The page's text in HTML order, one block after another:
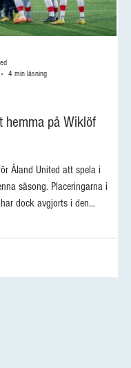
hemma på Wiklöf
Åland United att spela i
säsong. Placeringarna i
dock avgjorts i den...
4 min läsning